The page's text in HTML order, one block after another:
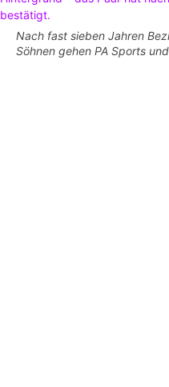
Nach fast sieben Jahren
Söhnen gehen PA Sports